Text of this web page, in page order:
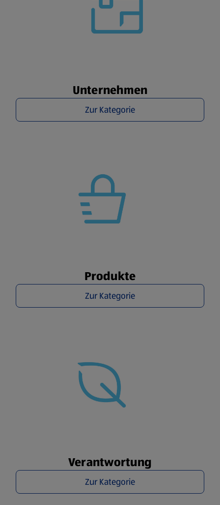
Unternehmen
Zur Kategorie
Produkte
Zur Kategorie
Verantwortung
Zur Kategorie